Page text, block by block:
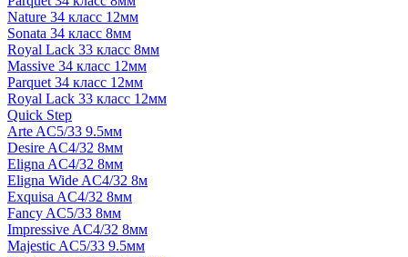
Nature 34 класс 12мм
Sonata 34 класс 8мм
Royal Lack 33 класс 8мм
Massive 34 класс 12мм
Parquet 34 класс 12мм
Royal Lack 33 класс 12мм
Quick Step
Arte AC5/33 9.5мм
Desire AC4/32 8мм
Eligna AC4/32 8мм
Eligna Wide AC4/32 8м
Exquisa AC4/32 8мм
Fancy AC5/33 8мм
Impressive AC4/32 8мм
Majestic AC5/33 9.5мм